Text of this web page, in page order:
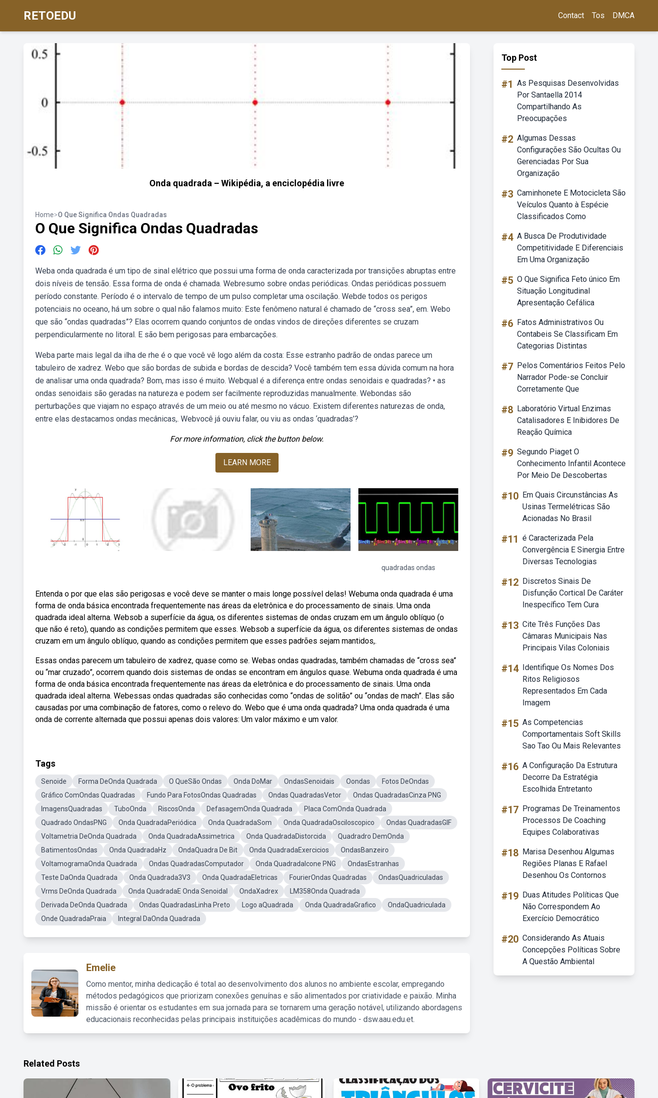
RETOEDU Contact Tos DMCA
Onda quadrada – Wikipédia, a enciclopédia livre
Home>O Que Significa Ondas Quadradas
O Que Significa Ondas Quadradas
Weba onda quadrada é um tipo de sinal elétrico que possui uma forma de onda caracterizada por transições abruptas entre
dois níveis de tensão. Essa forma de onda é chamada. Webresumo sobre ondas periódicas. Ondas periódicas possuem
período constante. Período é o intervalo de tempo de um pulso completar uma oscilação. Webde todos os perigos
potenciais no oceano, há um sobre o qual não falamos muito: Este fenômeno natural é chamado de “cross sea”, em. Webo
que são “ondas quadradas”? Elas ocorrem quando conjuntos de ondas vindos de direções diferentes se cruzam
perpendicularmente no litoral. E são bem perigosas para embarcações.
Weba parte mais legal da ilha de rhe é o que você vê logo além da costa: Esse estranho padrão de ondas parece um
tabuleiro de xadrez. Webo que são bordas de subida e bordas de descida? Você também tem essa dúvida comum na hora
de analisar uma onda quadrada? Bom, mas isso é muito. Webqual é a diferença entre ondas senoidais e quadradas? • as
ondas senoidais são geradas na natureza e podem ser facilmente reproduzidas manualmente. Webondas são
perturbações que viajam no espaço através de um meio ou até mesmo no vácuo. Existem diferentes naturezas de onda,
entre elas destacamos ondas mecânicas,. Webvocê já ouviu falar, ou viu as ondas ‘quadradas’?
For more information, click the button below.
LEARN MORE
quadradas ondas
Entenda o por que elas são perigosas e você deve se manter o mais longe possível delas! Webuma onda quadrada é uma
forma de onda básica encontrada frequentemente nas áreas da eletrônica e do processamento de sinais. Uma onda
quadrada ideal alterna. Websob a superfície da água, os diferentes sistemas de ondas cruzam em um ângulo oblíquo (o
que não é reto), quando as condições permitem que esses. Websob a superfície da água, os diferentes sistemas de ondas
cruzam em um ângulo oblíquo, quando as condições permitem que esses padrões sejam mantidos,.
Essas ondas parecem um tabuleiro de xadrez, quase como se. Webas ondas quadradas, também chamadas de “cross sea”
ou “mar cruzado”, ocorrem quando dois sistemas de ondas se encontram em ângulos quase. Webuma onda quadrada é uma
forma de onda básica encontrada frequentemente nas áreas da eletrônica e do processamento de sinais. Uma onda
quadrada ideal alterna. Webessas ondas quadradas são conhecidas como “ondas de solitão” ou “ondas de mach”. Elas são
causadas por uma combinação de fatores, como o relevo do. Webo que é uma onda quadrada? Uma onda quadrada é uma
onda de corrente alternada que possui apenas dois valores: Um valor máximo e um valor.
Tags
Senoide Forma DeOnda Quadrada O QueSão Ondas Onda DoMar OndasSenoidais Oondas
Fotos DeOndas
Gráfico ComOndas Quadradas
Fundo Para FotosOndas Quadradas Ondas QuadradasVetor
Ondas QuadradasCinza PNG
ImagensQuadradas
TuboOnda RiscosOnda DefasagemOnda Quadrada
Placa ComOnda Quadrada
Quadrado OndasPNG
Onda QuadradaPeriódica Onda QuadradaSom Onda QuadradaOsciloscopico
Ondas QuadradasGIF
Voltametria DeOnda Quadrada
Onda QuadradaAssimetrica Onda QuadradaDistorcida
Quadradro DemOnda
BatimentosOndas
Onda QuadradaHz OndaQuadra De Bit Onda QuadradaExercicios
OndasBanzeiro
VoltamogramaOnda Quadrada
Ondas QuadradasComputador Onda QuadradaIcone PNG
OndasEstranhas
Teste DaOnda Quadrada
Onda Quadrada3V3 Onda QuadradaEletricas FourierOndas Quadradas
OndasQuadriculadas
Vrms DeOnda Quadrada
Onda QuadradaE Onda Senoidal OndaXadrex
LM358Onda Quadrada
Derivada DeOnda Quadrada
Ondas QuadradasLinha Preto Logo aQuadrada Onda QuadradaGrafico
OndaQuadriculada
Onde QuadradaPraia
Integral DaOnda Quadrada
Emelie
Como mentor, minha dedicação é total ao desenvolvimento dos alunos no ambiente escolar, empregando
métodos pedagógicos que priorizam conexões genuínas e são alimentados por criatividade e paixão. Minha
missão é orientar os estudantes em sua jornada para se tornarem uma geração notável, utilizando abordagens
educacionais reconhecidas pelas principais instituições acadêmicas do mundo - dsw.aau.edu.et.
Top Post
#1 As Pesquisas Desenvolvidas
Por Santaella 2014
Compartilhando As
Preocupações
#2 Algumas Dessas
Configurações São Ocultas Ou
Gerenciadas Por Sua
Organização
#3 Caminhonete E Motocicleta São
Veículos Quanto à Espécie
Classificados Como
#4 A Busca De Produtividade
Competitividade E Diferenciais
Em Uma Organização
#5 O Que Significa Feto único Em
Situação Longitudinal
Apresentação Cefálica
#6 Fatos Administrativos Ou
Contabeis Se Classificam Em
Categorias Distintas
#7 Pelos Comentários Feitos Pelo
Narrador Pode-se Concluir
Corretamente Que
#8 Laboratório Virtual Enzimas
Catalisadores E Inibidores De
Reação Química
#9 Segundo Piaget O
Conhecimento Infantil Acontece
Por Meio De Descobertas
#10 Em Quais Circunstâncias As
Usinas Termelétricas São
Acionadas No Brasil
#11 é Caracterizada Pela
Convergência E Sinergia Entre
Diversas Tecnologias
#12 Discretos Sinais De
Disfunção Cortical De Caráter
Inespecífico Tem Cura
#13 Cite Três Funções Das
Câmaras Municipais Nas
Principais Vilas Coloniais
#14 Identifique Os Nomes Dos
Ritos Religiosos
Representados Em Cada
Imagem
#15 As Competencias
Comportamentais Soft Skills
Sao Tao Ou Mais Relevantes
#16 A Configuração Da Estrutura
Decorre Da Estratégia
Escolhida Entretanto
#17 Programas De Treinamentos
Processos De Coaching
Equipes Colaborativas
#18 Marisa Desenhou Algumas
Regiões Planas E Rafael
Desenhou Os Contornos
#19 Duas Atitudes Políticas Que
Não Correspondem Ao
Exercício Democrático
#20 Considerando As Atuais
Concepções Políticas Sobre
A Questão Ambiental
Related Posts